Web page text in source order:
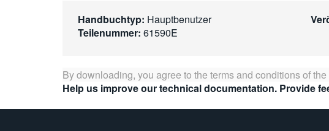
Handbuchtyp: Hauptbenutzer
Teilenummer: 61590E
By downloading, you agree to the terms and conditions of the
Help us improve our technical documentation. Provide